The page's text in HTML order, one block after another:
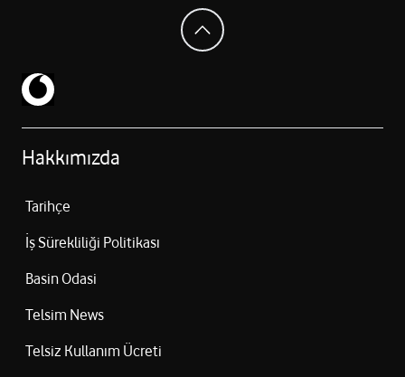
Hakkımızda
Tarihçe
İş Sürekliliği Politikası
Basin Odasi
Telsim News
Telsiz Kullanım Ücreti